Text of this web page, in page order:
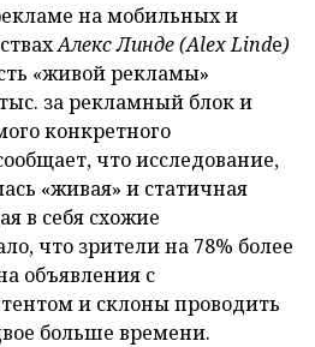
на мобильных и
Алекс Линде (Alex Linde)
«живой рекламы»
тыс. за рекламный блок и
конкретного
что исследование,
«живая» и статичная
в себя схожие
что зрители на 78% более
объявления с
и склоны проводить
больше времени.